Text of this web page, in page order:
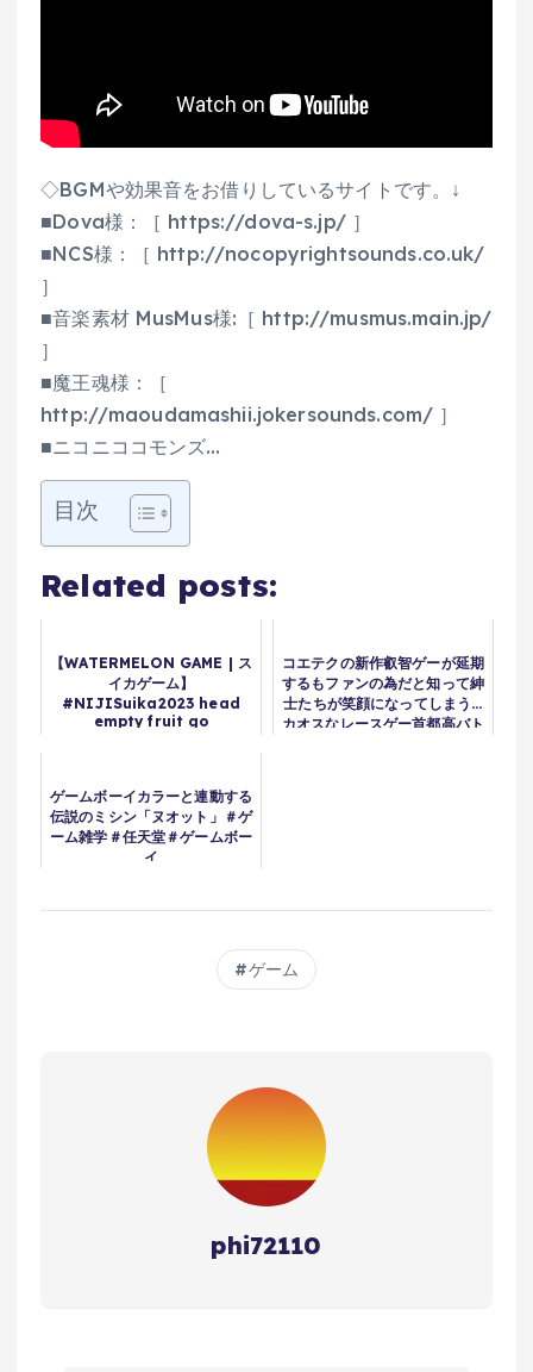
◇BGMや効果音をお借りしているサイトです。↓
■Dova様：［ https://dova-s.jp/ ］
■NCS様：［ http://nocopyrightsounds.co.uk/
］
■音楽素材 MusMus様:［ http://musmus.main.jp/
］
■魔王魂様：［
http://maoudamashii.jokersounds.com/ ］
■ニコニココモンズ…
目次
Related posts:
【WATERMELON GAME | ス
イカゲーム】
#NIJISuika2023 head
empty fruit go
コエテクの新作叡智ゲーが延期
するもファンの為だと知って紳
士たちが笑顔になってしまう...
カオスなレースゲー首都高バト
ゲームボーイカラーと連動する
伝説のミシン「ヌオット」＃ゲ
ーム雑学＃任天堂＃ゲームボー
イ
ゲーム
phi72110